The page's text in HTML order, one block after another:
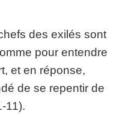
des exilés sont
pour entendre
et en réponse,
de se repentir de
11).